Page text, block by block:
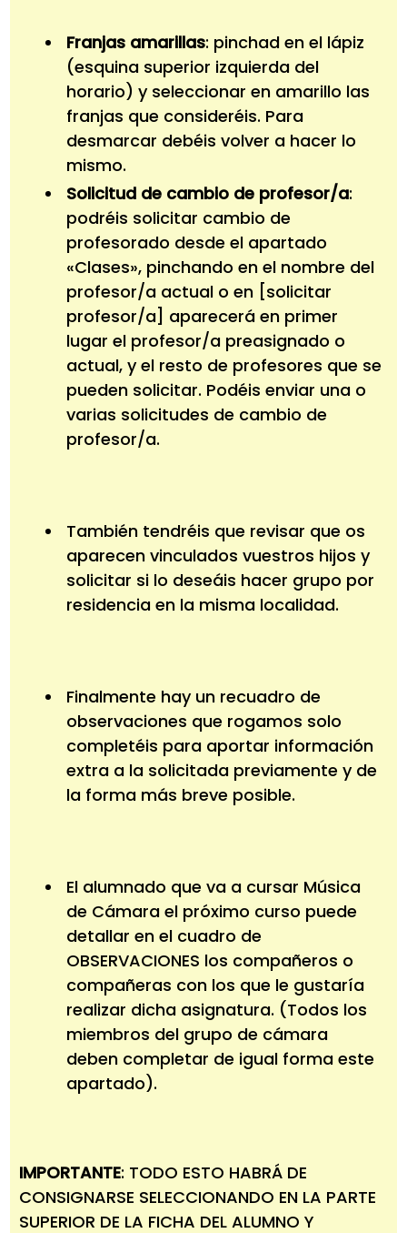
Franjas amarillas: pinchad en el lápiz
(esquina superior izquierda del
horario) y seleccionar en amarillo las
franjas que consideréis. Para
desmarcar debéis volver a hacer lo
mismo.
Solicitud de cambio de profesor/a:
podréis solicitar cambio de
profesorado desde el apartado
«Clases», pinchando en el nombre del
profesor/a actual o en [solicitar
profesor/a] aparecerá en primer
lugar el profesor/a preasignado o
actual, y el resto de profesores que se
pueden solicitar. Podéis enviar una o
varias solicitudes de cambio de
profesor/a.
También tendréis que revisar que os
aparecen vinculados vuestros hijos y
solicitar si lo deseáis hacer grupo por
residencia en la misma localidad.
Finalmente hay un recuadro de
observaciones que rogamos solo
completéis para aportar información
extra a la solicitada previamente y de
la forma más breve posible.
El alumnado que va a cursar Música
de Cámara el próximo curso puede
detallar en el cuadro de
OBSERVACIONES los compañeros o
compañeras con los que le gustaría
realizar dicha asignatura. (Todos los
miembros del grupo de cámara
deben completar de igual forma este
apartado).
IMPORTANTE: TODO ESTO HABRÁ DE
CONSIGNARSE SELECCIONANDO EN LA PARTE
SUPERIOR DE LA FICHA DEL ALUMNO Y